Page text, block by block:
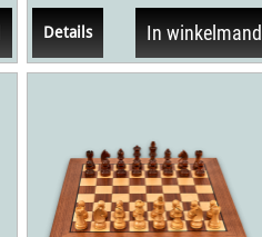
schaakcomputer, die toegang
biedt tot...
Details In winkelmand